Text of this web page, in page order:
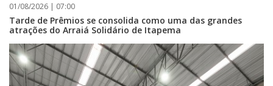
01/08/2026 | 07:00
Tarde de Prêmios se consolida como uma das grandes
atrações do Arraiá Solidário de Itapema